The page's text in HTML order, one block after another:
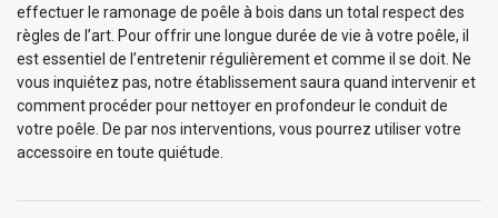
effectuer le ramonage de poêle à bois dans un total respect des
règles de l’art. Pour offrir une longue durée de vie à votre poêle, il
est essentiel de l’entretenir régulièrement et comme il se doit. Ne
vous inquiétez pas, notre établissement saura quand intervenir et
comment procéder pour nettoyer en profondeur le conduit de
votre poêle. De par nos interventions, vous pourrez utiliser votre
accessoire en toute quiétude.